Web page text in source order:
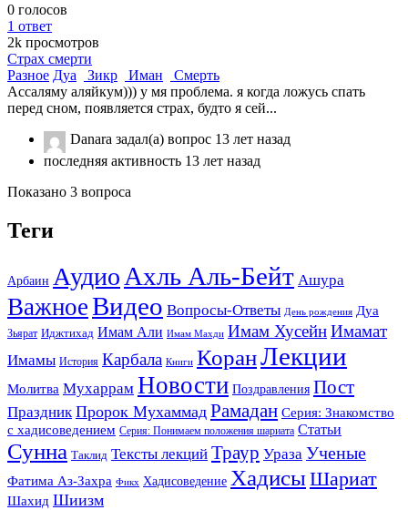
0 голосов
1 ответ
2k просмотров
Страх смерти
Разное Дуа Зикр Иман
Смерть
Ассаляму аляйкум))) у мя проблема. я когда ложусь спать
перед сном, появляется страх, будто я сей...
Danara задал(а) вопрос 13 лет назад
последняя активность 13 лет назад
Показано 3 вопроса
Теги
Арбаин Аудио Ахль Аль-Бейт Ашура
ВажноеВидео Вопросы-Ответы День рождения Дуа
Зьярат Иджтихад Имам Али Имам Махди Имам ХусейнИмамат
Имамы История Карбала Книги КоранЛекции
Молитва Мухаррам Новости Поздравления Пост
Праздник Пророк Мухаммад Рамадан Серия: Знакомство
с хадисоведением Серия: Понимаем положения шариата Статьи
Сунна Таклид Тексты лекций Траур Ураза Ученые
Фатима Аз-Захра Фикх Хадисоведение ХадисыШариат
Шахид Шиизм